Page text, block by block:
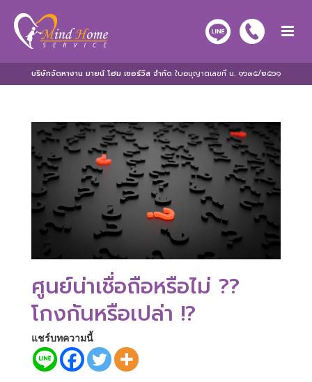
ศูนย์น่าเชื่อถือหรือไม่ ??
โกงกันหรือเปล่า !?
แชร์บทความนี้
บริษัทจัดหางาน มายน์ โฮม เซอร์วิส จำกัด ใบอนุญาตเลขที่ น. ๑๖๓๕/๒๕๖๑